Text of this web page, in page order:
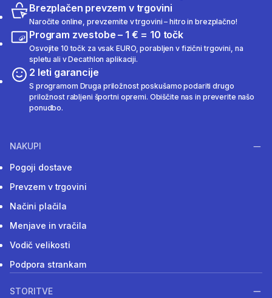
Brezplačen prevzem v trgovini
Naročite online, prevzemite v trgovini – hitro in brezplačno!
Program zvestobe – 1 € = 10 točk
Osvojite 10 točk za vsak EURO, porabljen v fizični trgovini, na
spletu ali v Decathlon aplikaciji.
2 leti garancije
S programom Druga priložnost poskušamo podariti drugo
priložnost rabljeni športni opremi. Obiščite nas in preverite našo
ponudbo.
NAKUPI
Pogoji dostave
Prevzem v trgovini
Načini plačila
Menjave in vračila
Vodič velikosti
Podpora strankam
STORITVE